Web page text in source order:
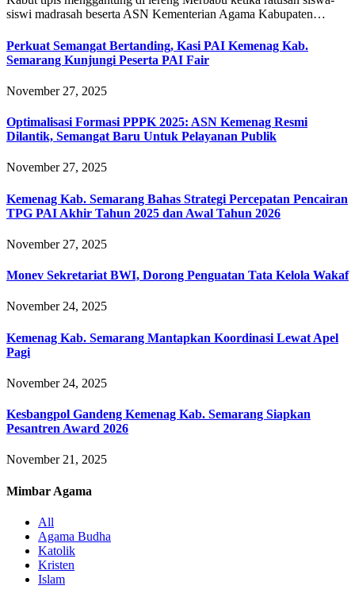
siswi madrasah beserta ASN Kementerian Agama Kabupaten…
Perkuat Semangat Bertanding, Kasi PAI Kemenag Kab.
Semarang Kunjungi Peserta PAI Fair
November 27, 2025
Optimalisasi Formasi PPPK 2025: ASN Kemenag Resmi
Dilantik, Semangat Baru Untuk Pelayanan Publik
November 27, 2025
Kemenag Kab. Semarang Bahas Strategi Percepatan Pencairan
TPG PAI Akhir Tahun 2025 dan Awal Tahun 2026
November 27, 2025
Monev Sekretariat BWI, Dorong Penguatan Tata Kelola Wakaf
November 24, 2025
Kemenag Kab. Semarang Mantapkan Koordinasi Lewat Apel
Pagi
November 24, 2025
Kesbangpol Gandeng Kemenag Kab. Semarang Siapkan
Pesantren Award 2026
November 21, 2025
Mimbar Agama
All
Agama Budha
Katolik
Kristen
Islam